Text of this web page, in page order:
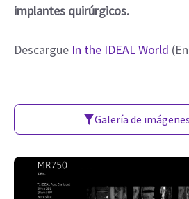
implantes quirúrgicos.
Descargue In the IDEAL World
Galería de